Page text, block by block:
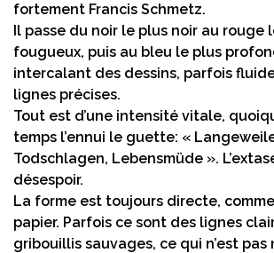
fortement Francis Schmetz.
Il passe du noir le plus noir au rouge
fougueux, puis au bleu le plus
intercalant des dessins, parfois
lignes précises.
Tout est d’une intensité vitale,
temps l’ennui le guette: «
Todschlagen, Lebensmüde ».
désespoir.
La forme est toujours directe,
papier. Parfois ce sont des lignes
gribouillis sauvages, ce qui n’est